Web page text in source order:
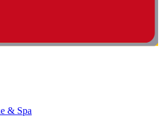
& Spa